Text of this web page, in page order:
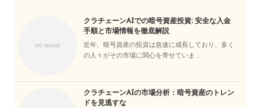
クラチェーンAIでの暗号資産投資: 安全な入金
手順と市場情報を徹底解説
近年、暗号資産の投資は急速に成長しており、多く
の人々がその市場に関心を寄せていま ...
クラチェーンAIの市場分析：暗号資産のトレン
ドを見逃すな